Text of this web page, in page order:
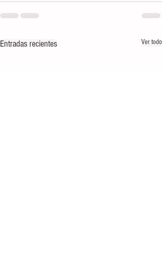
Entradas recientes Ver todo